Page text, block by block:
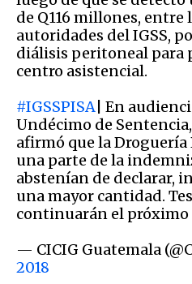
de Q116 millones, entre
autoridades del IGSS,
diálisis peritoneal para
centro asistencial.
#IGSSPISA | En
Undécimo de
afirmó que la Droguería
una parte de la
abstenían de declarar,
una mayor cantidad.
continuarán el próximo
— CICIG Guatemala
2018